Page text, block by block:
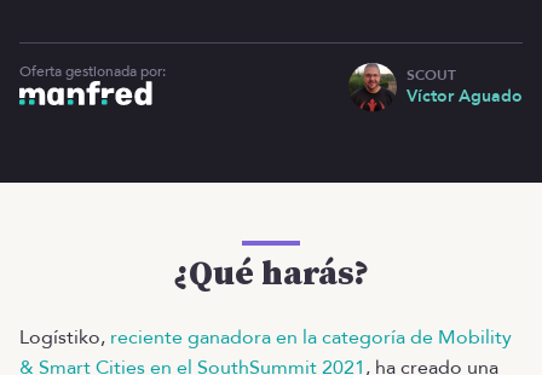
Oferta gestionada por: SCOUT
Víctor Aguado
¿Qué harás?
Logístiko, reciente ganadora en la categoría de Mobility
& Smart Cities en el SouthSummit 2021, ha creado una